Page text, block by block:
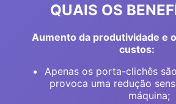
QUAIS OS
Aumento da produtividade e
custos:
Apenas os porta-clichês
provoca uma redução
máquina;